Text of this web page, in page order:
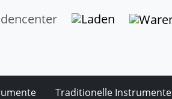
Traditionelle Instrumente